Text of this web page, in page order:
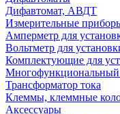
Дифавтомат, АВДТ
Измерительные
Амперметр для
Вольтметр для
Комплектующие для
Трансформатор тока
Клеммы, клеммные
Аксессуары